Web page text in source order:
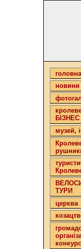
головна
новини
БІЗНЕС
музей,
ТУРИ
церква